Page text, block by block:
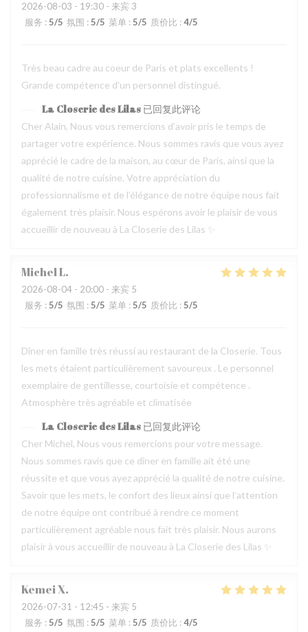
2026-08-03 - 19:30 - 来宾 3
服务 : 5/5 氛围 : 5/5 菜单 : 5/5 质价比 : 4/5
Très beau cadre au coeur de Paris et plats excellents !
Grande compétence d'un personnel distingué.
La Closerie des Lilas 已回复此评论
Cher Alain, Nous vous remercions d’avoir pris le temps de
partager votre expérience. Nous sommes ravis que vous ayez
apprécié le cadre de la maison, au cœur de Paris, ainsi que la
qualité de notre cuisine. Votre appréciation du
professionnalisme et de l’élégance de notre équipe nous fait
également très plaisir. Nous espérons avoir le plaisir de vous
accueillir de nouveau à La Closerie des Lilas ✨
MichelL
2026-08-04 - 20:00 - 来宾 5
服务 : 5/5 氛围 : 5/5 菜单 : 5/5 质价比 : 5/5
Dîner en famille très réussi au restaurant de la Closerie. Tous
les mets étaient particulièrement savoureux . Le personnel
exemplaire de gentillesse, courtoisie et compétence .
Atmosphère très agréable et climatisée
La Closerie des Lilas 已回复此评论
Cher Michel, Nous vous remercions pour votre message.
Nous sommes ravis que ce dîner en famille ait été une
réussite et que vous ayez apprécié la qualité de notre cuisine.
Savoir que les mets, le confort des lieux ainsi que l’attention
de notre équipe ont contribué à rendre ce moment
particulièrement agréable nous fait très plaisir. Nous aurons
plaisir à vous accueillir de nouveau à La Closerie des Lilas ✨
KemeiX
2026-07-31 - 12:45 - 来宾 5
服务 : 5/5 氛围 : 5/5 菜单 : 5/5 质价比 : 4/5